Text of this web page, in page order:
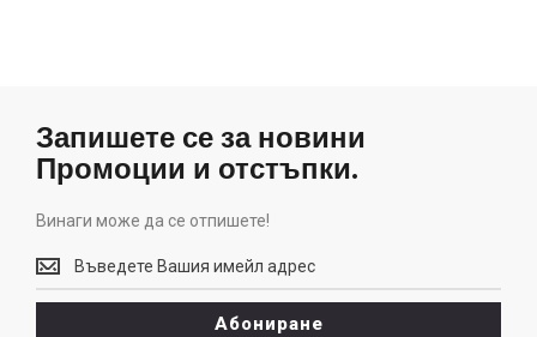
Запишете се за новини
Промоции и отстъпки.
Винаги може да се отпишете!
Винаги
може
да
Абониране